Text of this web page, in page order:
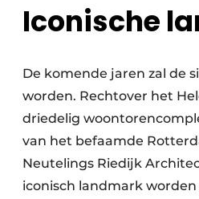
Iconische
De komende jaren zal de
worden. Rechtover het
driedelig
van het befaamde
Neutelings Riedijk
iconisch landmark worden